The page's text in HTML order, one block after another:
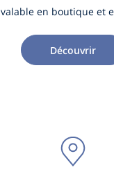
valable en boutique et
Découvrir